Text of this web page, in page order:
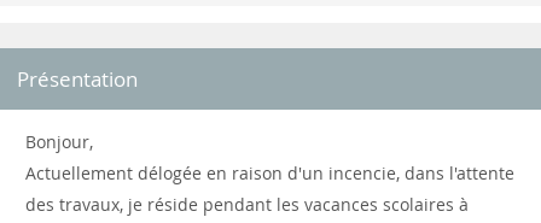
Présentation
Bonjour,
Actuellement délogée en raison d'un incencie, dans l'attente
des travaux, je réside pendant les vacances scolaires à